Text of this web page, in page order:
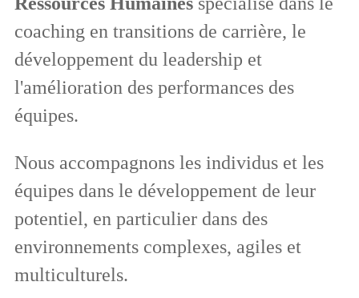
coaching en transitions de carrière, le
développement du leadership et
l'amélioration des performances des
équipes.
Nous accompagnons les individus et les
équipes dans le développement de leur
potentiel, en particulier dans des
environnements complexes, agiles et
multiculturels.